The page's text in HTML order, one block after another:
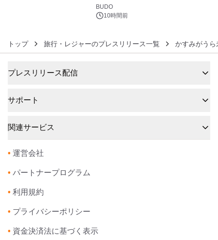
BUDO
10時間前
トップ 旅行・レジャーのプレスリリース一覧 かすみがう
プレスリリース配信
サポート
関連サービス
• 運営会社
• パートナープログラム
• 利用規約
• プライバシーポリシー
• 資金決済法に基づく表示